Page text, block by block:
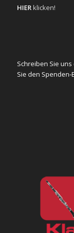
HIERklicken!
Schreiben Sie
Sie den Spenden-